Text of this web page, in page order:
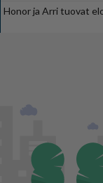
Honor ja Arri tuovat